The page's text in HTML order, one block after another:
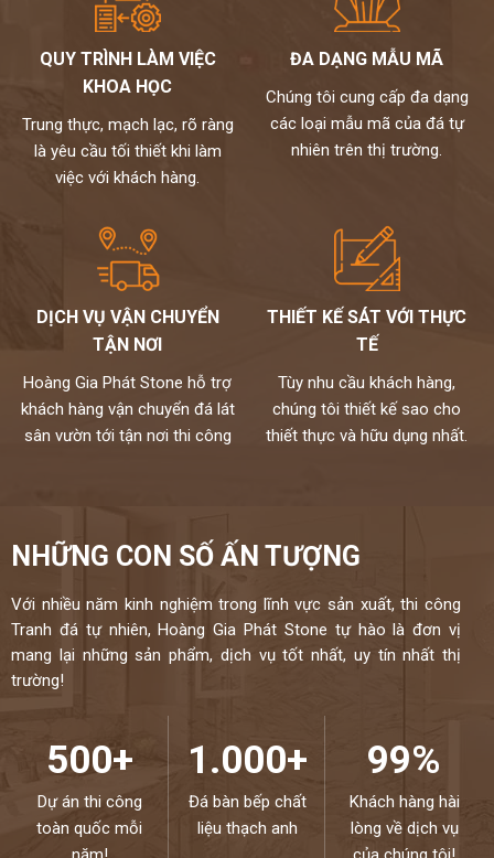
QUY TRÌNH LÀM VIỆC
KHOA HỌC
Trung thực, mạch lạc, rõ ràng
là yêu cầu tối thiết khi làm
việc với khách hàng.
ĐA DẠNG MẪU MÃ
Chúng tôi cung cấp đa dạng
các loại mẫu mã của đá tự
nhiên trên thị trường.
DỊCH VỤ VẬN CHUYỂN
TẬN NƠI
Hoàng Gia Phát Stone hỗ trợ
khách hàng vận chuyển đá lát
sân vườn tới tận nơi thi công
THIẾT KẾ SÁT VỚI THỰC
TẾ
Tùy nhu cầu khách hàng,
chúng tôi thiết kế sao cho
thiết thực và hữu dụng nhất.
NHỮNG CON SỐ ẤN TƯỢNG
Với nhiều năm kinh nghiệm trong lĩnh vực sản xuất, thi công
Tranh đá tự nhiên, Hoàng Gia Phát Stone tự hào là đơn vị
mang lại những sản phẩm, dịch vụ tốt nhất, uy tín nhất thị
trường!
500+
Dự án thi công
toàn quốc mỗi
1.000+
Đá bàn bếp chất
liệu thạch anh
99%
Khách hàng hài
lòng về dịch vụ